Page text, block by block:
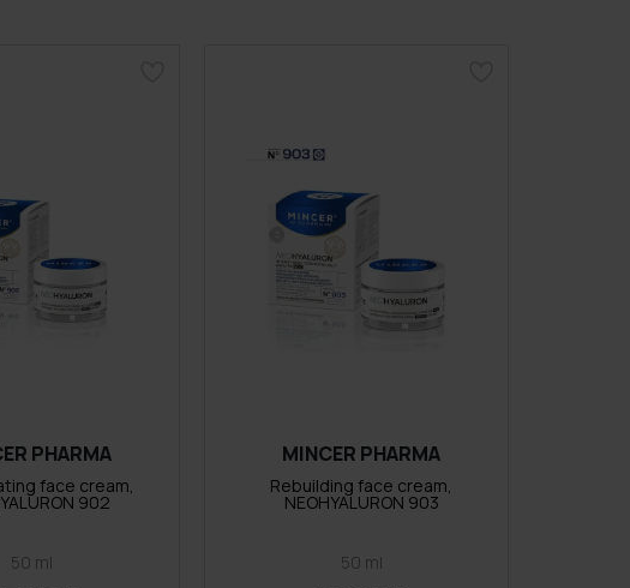
PHARMA
face cream,
902
50 ml
MINCER PHARMA
Rebuilding face cream,
NEOHYALURON 903
50 ml